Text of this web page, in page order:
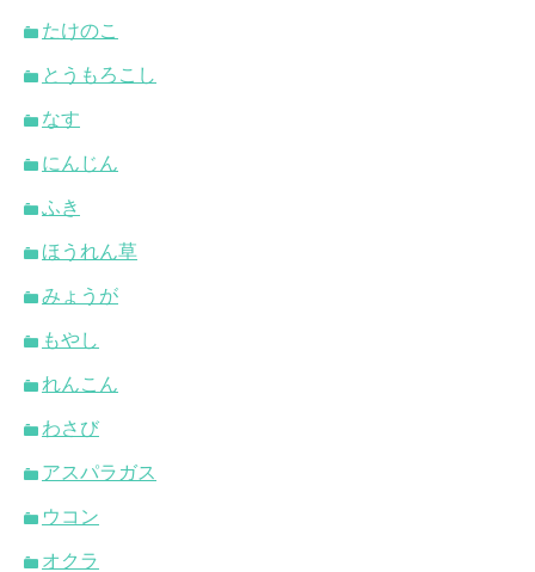
たけのこ
とうもろこし
なす
にんじん
ふき
ほうれん草
みょうが
もやし
れんこん
わさび
アスパラガス
ウコン
オクラ